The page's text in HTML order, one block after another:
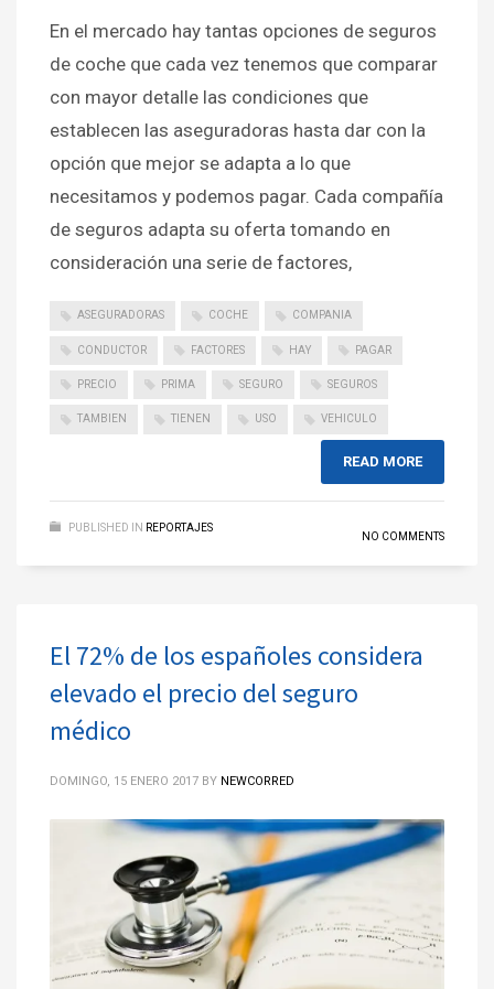
En el mercado hay tantas opciones de seguros
de coche que cada vez tenemos que comparar
con mayor detalle las condiciones que
establecen las aseguradoras hasta dar con la
opción que mejor se adapta a lo que
necesitamos y podemos pagar. Cada compañía
de seguros adapta su oferta tomando en
consideración una serie de factores,
ASEGURADORAS COCHE COMPANIA
CONDUCTOR FACTORES HAY PAGAR
PRECIO PRIMA SEGURO SEGUROS
TAMBIEN TIENEN USO VEHICULO
READ MORE
PUBLISHED IN REPORTAJES
NO COMMENTS
El 72% de los españoles considera
elevado el precio del seguro
médico
DOMINGO, 15 ENERO 2017 BY NEWCORRED